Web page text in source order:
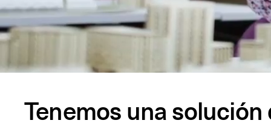
Tenemos una solución